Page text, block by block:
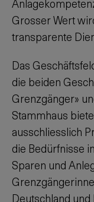
Grosser Wert
transparente
Das
die beiden
Grenzgänger»
Stammhaus
ausschliesslich
die Bedürfnisse
Sparen und
Deutschland